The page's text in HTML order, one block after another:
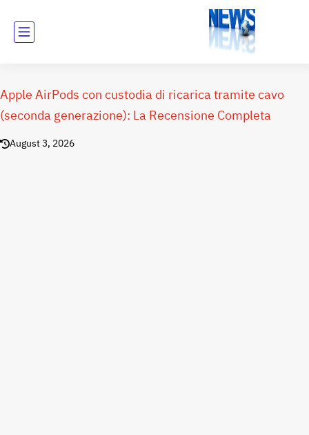
Apple AirPods con custodia di ricarica tramite cavo
(seconda generazione): La Recensione Completa
August 3, 2026